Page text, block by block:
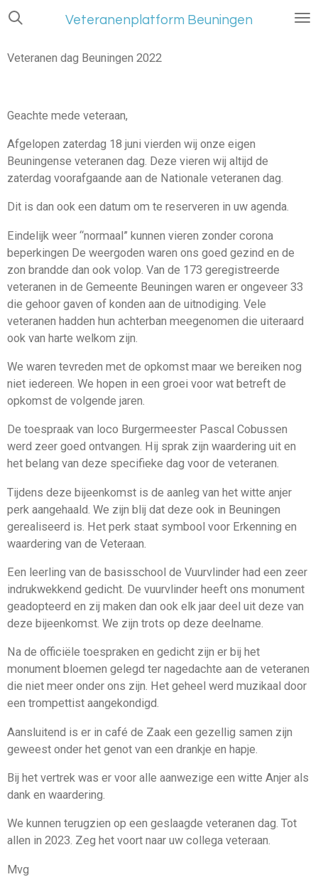
Ga
de
Veteranenplatform Beuningen
Veteranen dag Beuningen 2022
Geachte mede veteraan,
Afgelopen zaterdag 18 juni vierden wij onze eigen
Beuningense veteranen dag. Deze vieren wij altijd de
zaterdag voorafgaande aan de Nationale veteranen dag.
Dit is dan ook een datum om te reserveren in uw agenda.
Eindelijk weer “normaal” kunnen vieren zonder corona
beperkingen De weergoden waren ons goed gezind en de
zon brandde dan ook volop. Van de 173 geregistreerde
veteranen in de Gemeente Beuningen waren er ongeveer 33
die gehoor gaven of konden aan de uitnodiging. Vele
veteranen hadden hun achterban meegenomen die uiteraard
ook van harte welkom zijn.
We waren tevreden met de opkomst maar we bereiken nog
niet iedereen. We hopen in een groei voor wat betreft de
opkomst de volgende jaren.
De toespraak van loco Burgermeester Pascal Cobussen
werd zeer goed ontvangen. Hij sprak zijn waardering uit en
het belang van deze specifieke dag voor de veteranen.
Tijdens deze bijeenkomst is de aanleg van het witte anjer
perk aangehaald. We zijn blij dat deze ook in Beuningen
gerealiseerd is. Het perk staat symbool voor Erkenning en
waardering van de Veteraan.
Een leerling van de basisschool de Vuurvlinder had een zeer
indrukwekkend gedicht. De vuurvlinder heeft ons monument
geadopteerd en zij maken dan ook elk jaar deel uit deze van
deze bijeenkomst. We zijn trots op deze deelname.
Na de officiële toespraken en gedicht zijn er bij het
monument bloemen gelegd ter nagedachte aan de veteranen
die niet meer onder ons zijn. Het geheel werd muzikaal door
een trompettist aangekondigd.
Aansluitend is er in café de Zaak een gezellig samen zijn
geweest onder het genot van een drankje en hapje.
Bij het vertrek was er voor alle aanwezige een witte Anjer als
dank en waardering.
We kunnen terugzien op een geslaagde veteranen dag. Tot
allen in 2023. Zeg het voort naar uw collega veteraan.
Mvg